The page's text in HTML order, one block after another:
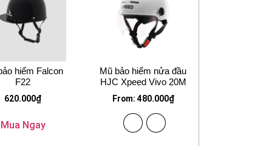
hiểm Falcon
F22
620.000₫
Mua Ngay
Mũ bảo hiểm nửa đầu
HJC Xpeed Vivo 20M
From: 480.000₫